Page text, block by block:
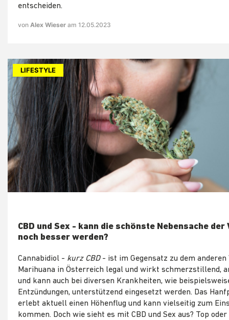
entscheiden.
von Alex Wieser am 12.05.2023
LIFESTYLE
CBD und Sex - kann die schönste Nebensache der
noch besser werden?
Cannabidiol - kurz CBD- ist im Gegensatz zu dem
Marihuana in Österreich legal und wirkt schmerzstillend,
und kann auch bei diversen Krankheiten, wie
Entzündungen, unterstützend eingesetzt werden. Das
erlebt aktuell einen Höhenflug und kann vielseitig zum
kommen. Doch wie sieht es mit CBD und Sex aus? Top oder